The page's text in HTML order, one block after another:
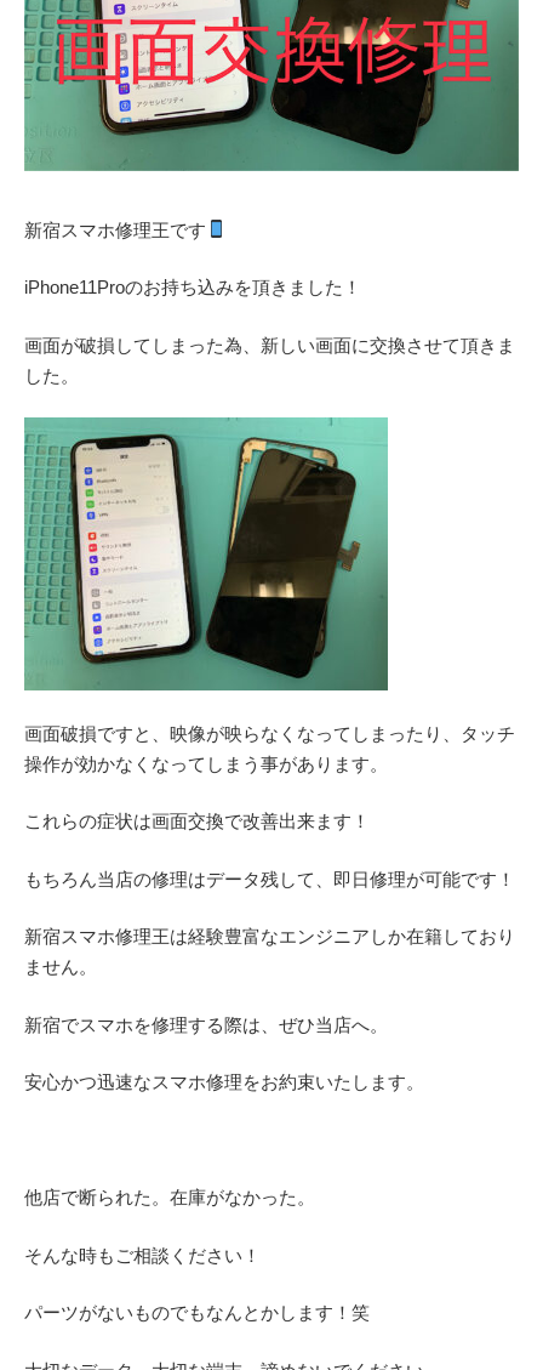
新宿スマホ修理王です
iPhone11Proのお持ち込みを頂きました！
画面が破損してしまった為、新しい画面に交換させて頂きま
した。
画面破損ですと、映像が映らなくなってしまったり、タッチ
操作が効かなくなってしまう事があります。
これらの症状は画面交換で改善出来ます！
もちろん当店の修理はデータ残して、即日修理が可能です！
新宿スマホ修理王は経験豊富なエンジニアしか在籍しており
ません。
新宿でスマホを修理する際は、ぜひ当店へ。
安心かつ迅速なスマホ修理をお約束いたします。
他店で断られた。在庫がなかった。
そんな時もご相談ください！
パーツがないものでもなんとかします！笑